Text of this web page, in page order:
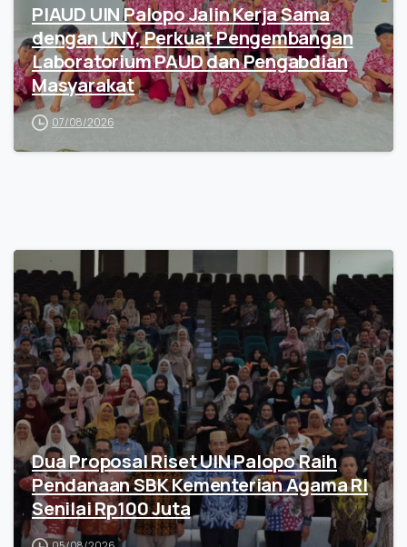
PIAUD UIN Palopo Jalin Kerja Sama
dengan UNY, Perkuat Pengembangan
Laboratorium PAUD dan Pengabdian
Masyarakat
07/08/2026
Dua Proposal Riset UIN Palopo Raih
Pendanaan SBK Kementerian Agama RI
Senilai Rp100 Juta